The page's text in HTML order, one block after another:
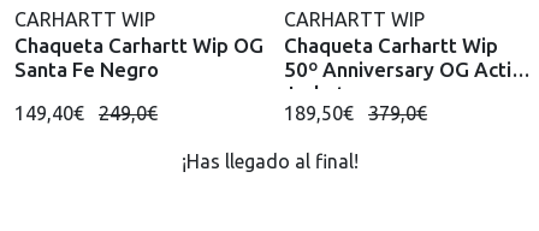
CARHARTT WIP
Chaqueta Carhartt Wip OG
Santa Fe Negro
149,40€ 249,0€
CARHARTT WIP
Chaqueta Carhartt Wip
50º Anniversary OG Active
Jacket
189,50€ 379,0€
¡Has llegado al final!